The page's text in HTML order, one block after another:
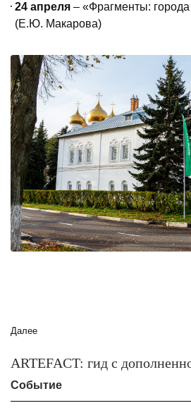
24 апреля – «Фрагменты:
(Е.Ю. Макарова)
Далее
ARTEFACT: гид с
Событие